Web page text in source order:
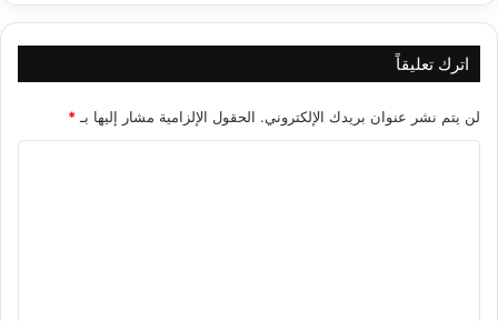
اترك تعليقاً
لن يتم نشر عنوان بريدك الإلكتروني. الحقول الإلزامية مشار إليها بـ *